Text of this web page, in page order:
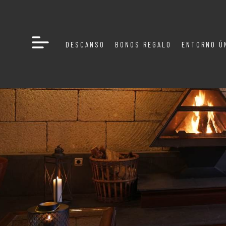
DESCANSO BONOS REGALO ENTORNO